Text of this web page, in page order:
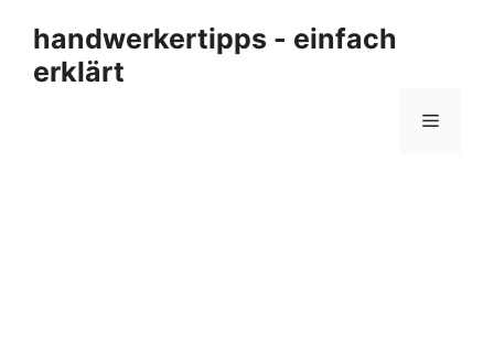
Inhalt
springen
handwerkertipps - einfach
erklärt
Menü